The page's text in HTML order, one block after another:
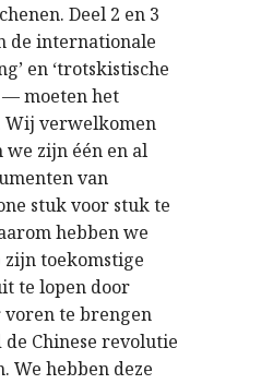
Deel 2 en 3
de internationale
en ‘trotskistische
— moeten het
Wij verwelkomen
we zijn één en al
van
stuk voor stuk te
hebben we
toekomstige
te lopen door
te brengen
Chinese revolutie
We hebben deze